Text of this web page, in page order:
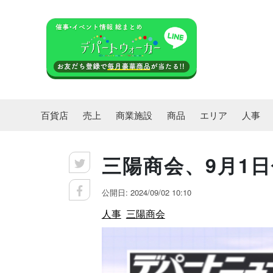
百貨店 売上 商業施設 商品 エリア 人事
三陽商会、9月1
公開日: 2024/09/02 10:10
人事 三陽商会